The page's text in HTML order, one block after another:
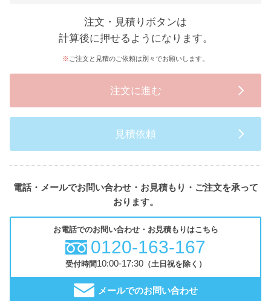
注文・見積りボタンは
計算後に押せるようになります。
ご注文と見積のご依頼は別々でお願いします。
注文に進む
見積依頼
電話・メールでお問い合わせ・お見積もり・ご注文を承って
おります。
お電話でのお問い合わせ・お見積もりはこちら
0120-163-167
受付時間10:00-17:30（土日祝を除く）
メールでのお問い合わせ